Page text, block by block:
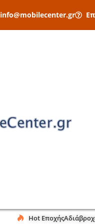
info@mobilecenter.gr
Hot Εποχής